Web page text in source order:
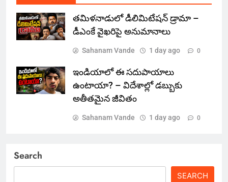
తమిళనాడులో డీలిమిటేషన్ డ్రామా –
డీఎంకే వైఖరిపై అనుమానాలు
Sahanam Vande 1 day ago 0
ఇండియాలో‌ ఈ సదుపాయాలు
ఉంటాయా? – విదేశాల్లో డబ్బుకు
అతీతమైన జీవితం
Sahanam Vande 1 day ago 0
Search
SEARCH